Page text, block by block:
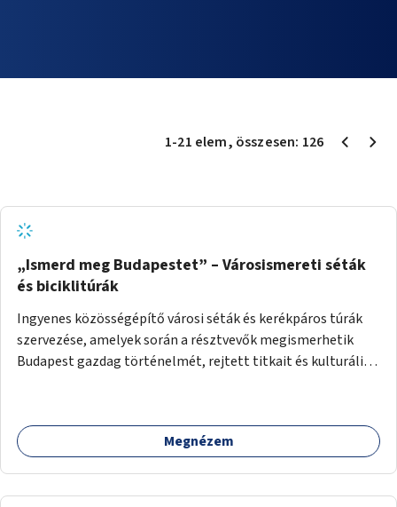
1-21 elem, összesen: 126
„Ismerd meg Budapestet” – Városismereti séták
és biciklitúrák
Ingyenes közösségépítő városi séták és kerékpáros túrák
szervezése, amelyek során a résztvevők megismerhetik
Budapest gazdag történelmét, rejtett titkait és kulturális
nyújthat.
Megnézem